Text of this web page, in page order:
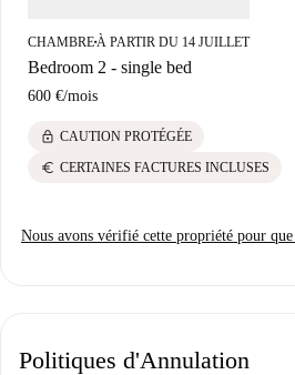
CHAMBRE■À PARTIR DU 14 JUILLET
Bedroom 2 - single bed
600 €/mois
lock CAUTION PROTÉGÉE
euro CERTAINES FACTURES INCLUSES
Nous avons vérifié cette propriété pour
Politiques d'Annulation